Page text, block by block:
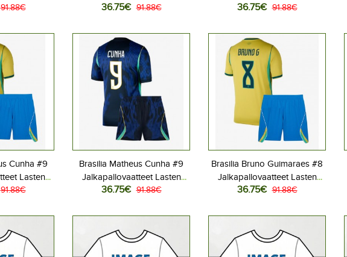
kisat 2026
91.88€
Vieraspeliasu MM-kisat 2026
housut)
36.75€ 91.88€
Kotipeliasu MM-kisat 2026
housut)
36.75€ 91.88€
Cunha #9
Lasten
kisat 2026
91.88€
Brasilia Matheus Cunha #9
Jalkapallovaatteet Lasten
Vieraspeliasu MM-kisat 2026
housut)
36.75€ 91.88€
Brasilia Bruno Guimaraes #8
Jalkapallovaatteet Lasten
Kotipeliasu MM-kisat 2026
housut)
36.75€ 91.88€